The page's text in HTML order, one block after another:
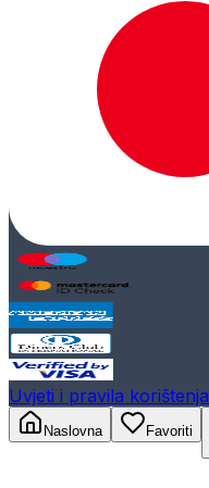
Uvjeti i pravila korištenja
Naslovna
Favoriti